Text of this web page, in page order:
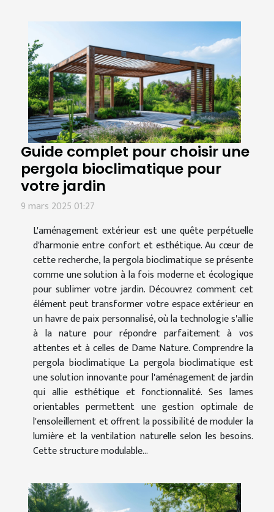
Guide complet pour choisir une
pergola bioclimatique pour
votre jardin
9 mars 2025 01:27
L'aménagement extérieur est une quête perpétuelle
d'harmonie entre confort et esthétique. Au cœur de
cette recherche, la pergola bioclimatique se présente
comme une solution à la fois moderne et écologique
pour sublimer votre jardin. Découvrez comment cet
élément peut transformer votre espace extérieur en
un havre de paix personnalisé, où la technologie s'allie
à la nature pour répondre parfaitement à vos
attentes et à celles de Dame Nature. Comprendre la
pergola bioclimatique La pergola bioclimatique est
une solution innovante pour l'aménagement de jardin
qui allie esthétique et fonctionnalité. Ses lames
orientables permettent une gestion optimale de
l'ensoleillement et offrent la possibilité de moduler la
lumière et la ventilation naturelle selon les besoins.
Cette structure modulable...